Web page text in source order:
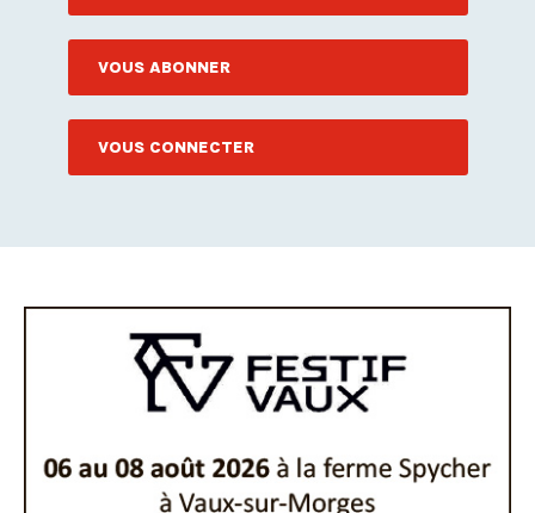
VOUS ABONNER
VOUS CONNECTER